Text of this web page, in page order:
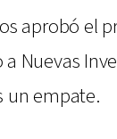
aprobó el
Nuevas
un empate.